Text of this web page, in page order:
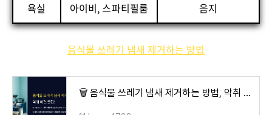
욕실 아이비, 스파티필룸 음지
음식물 쓰레기 냄새 제거하는 방법
🗑️ 음식물 쓰레기 냄새 제거하는 방법, 악취 해결 꿀팁! 🌿